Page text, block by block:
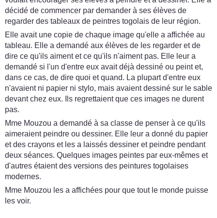
décidé de commencer par demander à ses élèves de
regarder des tableaux de peintres togolais de leur région.
Elle avait une copie de chaque image qu'elle a affichée au
tableau. Elle a demandé aux élèves de les regarder et de
dire ce qu'ils aiment et ce qu'ils n'aiment pas. Elle leur a
demandé si l'un d'entre eux avait déjà dessiné ou peint et,
dans ce cas, de dire quoi et quand. La plupart d'entre eux
n'avaient ni papier ni stylo, mais avaient dessiné sur le sable
devant chez eux. Ils regrettaient que ces images ne durent
pas.
Mme Mouzou a demandé à sa classe de penser à ce qu'ils
aimeraient peindre ou dessiner. Elle leur a donné du papier
et des crayons et les a laissés dessiner et peindre pendant
deux séances. Quelques images peintes par eux-mêmes et
d'autres étaient des versions des peintures togolaises
modernes.
Mme Mouzou les a affichées pour que tout le monde puisse
les voir.